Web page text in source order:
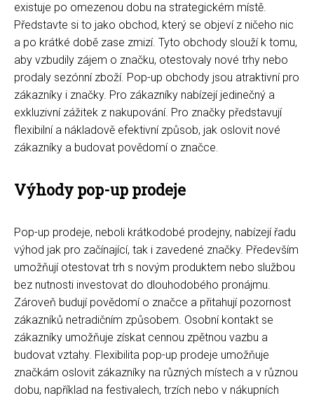
existuje po omezenou dobu na strategickém místě.
Představte si to jako obchod, který se objeví z ničeho nic
a po krátké době zase zmizí. Tyto obchody slouží k tomu,
aby vzbudily zájem o značku, otestovaly nové trhy nebo
prodaly sezónní zboží. Pop-up obchody jsou atraktivní pro
zákazníky i značky. Pro zákazníky nabízejí jedinečný a
exkluzivní zážitek z nakupování. Pro značky představují
flexibilní a nákladově efektivní způsob, jak oslovit nové
zákazníky a budovat povědomí o značce.
Výhody pop-up prodeje
Pop-up prodeje, neboli krátkodobé prodejny, nabízejí řadu
výhod jak pro začínající, tak i zavedené značky. Především
umožňují otestovat trh s novým produktem nebo službou
bez nutnosti investovat do dlouhodobého pronájmu.
Zároveň budují povědomí o značce a přitahují pozornost
zákazníků netradičním způsobem. Osobní kontakt se
zákazníky umožňuje získat cennou zpětnou vazbu a
budovat vztahy. Flexibilita pop-up prodeje umožňuje
značkám oslovit zákazníky na různých místech a v různou
dobu, například na festivalech, trzích nebo v nákupních